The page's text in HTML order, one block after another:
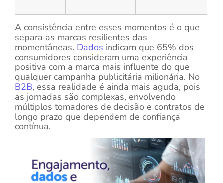
A consistência entre esses momentos é o que
separa as marcas resilientes das
momentâneas. Dados indicam que 65% dos
consumidores consideram uma experiência
positiva com a marca mais influente do que
qualquer campanha publicitária milionária. No
B2B, essa realidade é ainda mais aguda, pois
as jornadas são complexas, envolvendo
múltiplos tomadores de decisão e contratos de
longo prazo que dependem de confiança
contínua.